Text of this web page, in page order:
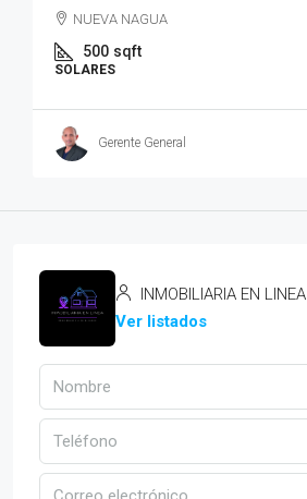
NUEVA NAGUA
500 sqft
SOLARES
Gerente General
INMOBILIARIA EN LINEA
Ver listados